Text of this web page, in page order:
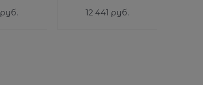
руб. 12 441 руб.